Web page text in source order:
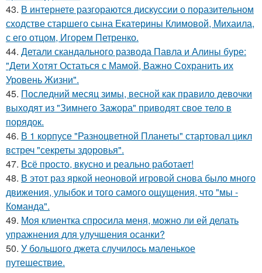
43. В интернете разгораются дискуссии о поразительном
сходстве старшего сына Екатерины Климовой, Михаила,
с его отцом, Игорем Петренко.
44. Детали скандального развода Павла и Алины буре:
"Дети Хотят Остаться с Мамой, Важно Сохранить их
Уровень Жизни".
45. Последний месяц зимы, весной как правило девочки
выходят из "Зимнего Зажора" приводят свое тело в
порядок.
46. В 1 корпусе "Разноцветной Планеты" стартовал цикл
встреч "секреты здоровья".
47. Всё просто, вкусно и реально работает!
48. В этот раз яркой неоновой игровой снова было много
движения, улыбок и того самого ощущения, что "мы -
Команда".
49. Моя клиентка спросила меня, можно ли ей делать
упражнения для улучшения осанки?
50. У большого джета случилось маленькое
путешествие.